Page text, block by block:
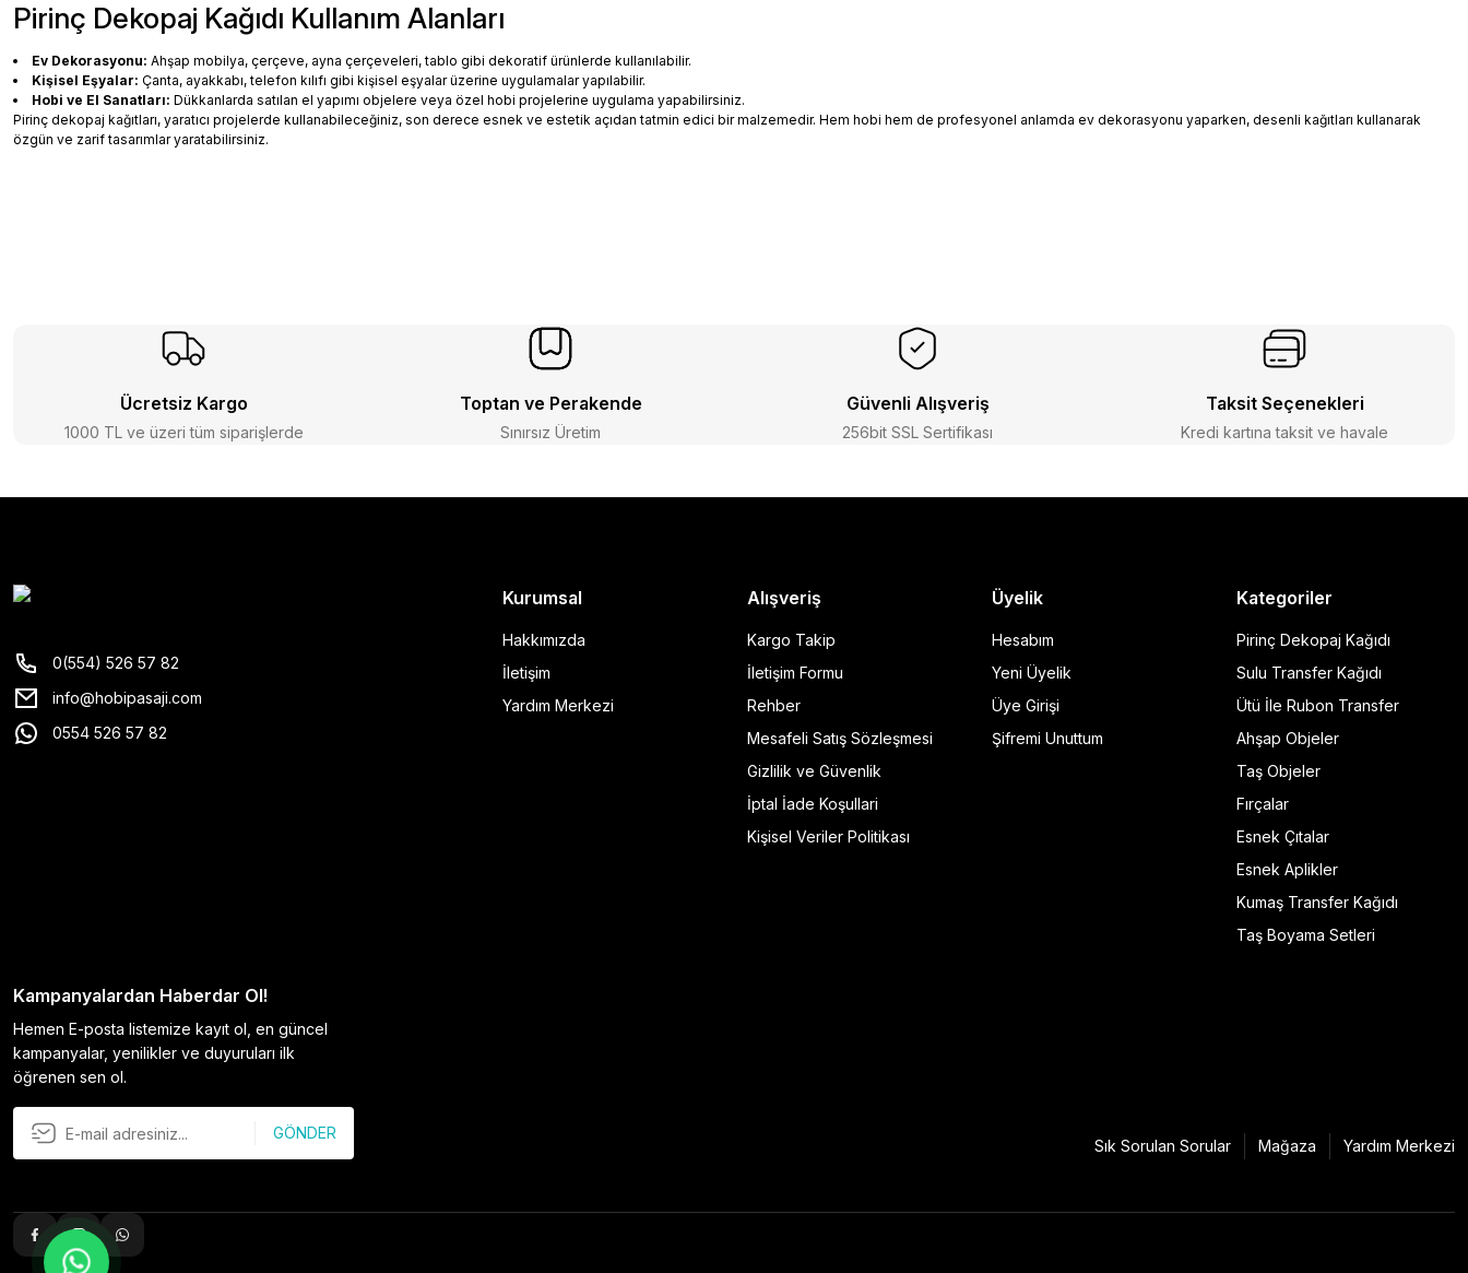
Pirinç Dekopaj Kağıdı Kullanım Alanları
Ev Dekorasyonu: Ahşap mobilya, çerçeve, ayna çerçeveleri, tablo gibi dekoratif ürünlerde kullanılabilir.
Kişisel Eşyalar: Çanta, ayakkabı, telefon kılıfı gibi kişisel eşyalar üzerine uygulamalar yapılabilir.
Hobi ve El Sanatları: Dükkanlarda satılan el yapımı objelere veya özel hobi projelerine uygulama yapabilirsiniz.
Pirinç dekopaj kağıtları, yaratıcı projelerde kullanabileceğiniz, son derece esnek ve estetik açıdan tatmin edici bir malzemedir. Hem hobi hem de profesyonel anlamda ev dekorasyonu yaparken, desenli kağıtları kullanarak
özgün ve zarif tasarımlar yaratabilirsiniz.
Ücretsiz Kargo
1000 TL ve üzeri tüm siparişlerde
Toptan ve Perakende
Sınırsız Üretim
Güvenli Alışveriş
256bit SSL Sertifikası
Taksit Seçenekleri
Kredi kartına taksit ve havale
0(554) 526 57 82
info@hobipasaji.com
0554 526 57 82
Kurumsal
Hakkımızda
İletişim
Yardım Merkezi
Alışveriş
Kargo Takip
İletişim Formu
Rehber
Mesafeli Satış Sözleşmesi
Gizlilik ve Güvenlik
İptal İade Koşullari
Kişisel Veriler Politikası
Üyelik
Hesabım
Yeni Üyelik
Üye Girişi
Şifremi Unuttum
Kategoriler
Pirinç Dekopaj Kağıdı
Sulu Transfer Kağıdı
Ütü İle Rubon Transfer
Ahşap Objeler
Taş Objeler
Fırçalar
Esnek Çıtalar
Esnek Aplikler
Kumaş Transfer Kağıdı
Taş Boyama Setleri
Kampanyalardan Haberdar Ol!
Hemen E-posta listemize kayıt ol, en güncel
kampanyalar, yenilikler ve duyuruları ilk
öğrenen sen ol.
GÖNDER
Sık Sorulan Sorular Mağaza Yardım Merkezi